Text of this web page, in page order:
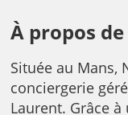
À propos
Située au Mans,
conciergerie
Laurent. Grâce